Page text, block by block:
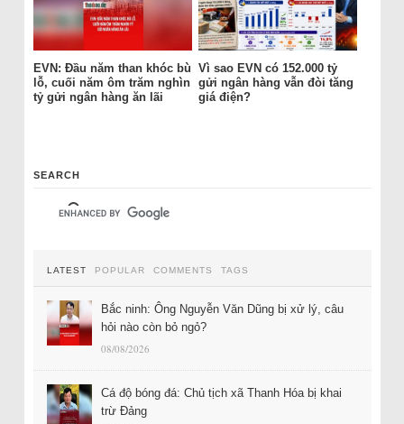
EVN: Đầu năm than khóc bù
lỗ, cuối năm ôm trăm nghìn
tỷ gửi ngân hàng ăn lãi
Vì sao EVN có 152.000 tỷ
gửi ngân hàng vẫn đòi tăng
giá điện?
SEARCH
LATEST POPULAR COMMENTS TAGS
Bắc ninh: Ông Nguyễn Văn Dũng bị xử lý, câu
hỏi nào còn bỏ ngỏ?
08/08/2026
Cá độ bóng đá: Chủ tịch xã Thanh Hóa bị khai
trừ Đảng